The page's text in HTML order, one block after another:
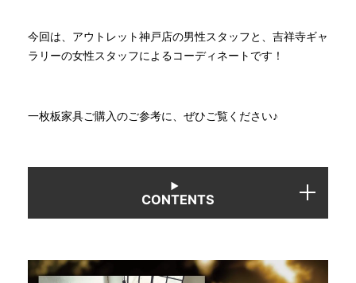
お問い合わせ
今回は、アウトレット神戸店の男性スタッフと、吉祥寺ギャ
ラリーの女性スタッフによるコーディネートです！
一枚板家具ご購入のご参考に、ぜひご覧ください♪
CONTENTS